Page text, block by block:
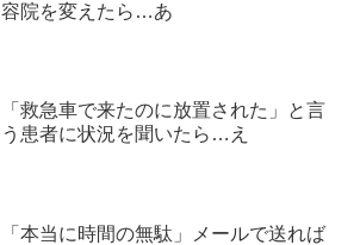
容院を変えたら…あ
「救急車で来たのに放置された」と言
う患者に状況を聞いたら…え
「本当に時間の無駄」メールで送れば